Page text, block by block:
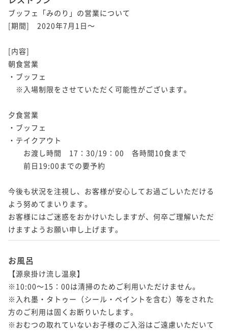
【森水風土・環-meguru-】那須テロワールのシグネチ
ャー和モダンコース〈ワンドリンク付〉
二食付き
¥67,600~
【開業20周年記念】和と洋が織りなす特別な期間限定
コース「新風-Shinpu-」〈ワンドリンク付〉
二食付き 現地決済可 事前決済可
¥74,000~
ブッフェ「みのり」の営業について
[期間]　2020年7月1日～
[内容]
朝食営業
・ブッフェ
※入場制限をさせていただく可能性がございます。
夕食営業
・ブッフェ
・テイクアウト
お渡し時間　17：30/19：00　各時間10食まで
前日19:00までの要予約
今後も状況を注視し、お客様が安心してお過ごしいただける
よう努めてまいります。
お客様にはご迷惑をおかけいたしますが、何卒ご理解いただ
けますようお願い申し上げます。
お風呂
【源泉掛け流し温泉】
※10:00～15：00は清掃のためご利用いただけません。
※入れ墨・タトゥー（シール・ペイントを含む）等をされた
方のご利用は固くお断りいたします。
※おむつの取れていないお子様のご入浴はご遠慮いただいて